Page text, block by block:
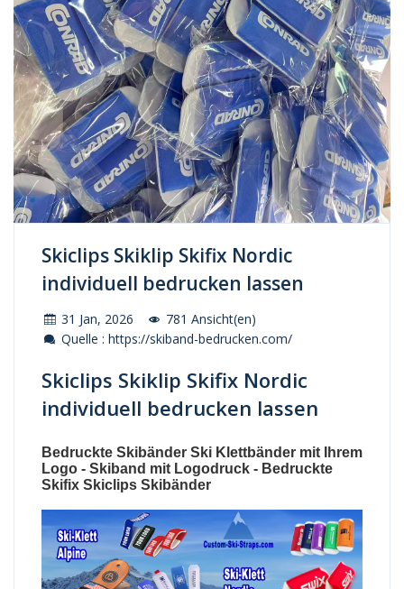
Skiclips Skiklip Skifix Nordic
individuell bedrucken lassen
31 Jan, 2026
781 Ansicht(en)
Quelle : https://skiband-bedrucken.com/
Skiclips Skiklip Skifix Nordic
individuell bedrucken lassen
Bedruckte Skibänder Ski Klettbänder mit Ihrem
Logo - Skiband mit Logodruck - Bedruckte
Skifix Skiclips Skibänder